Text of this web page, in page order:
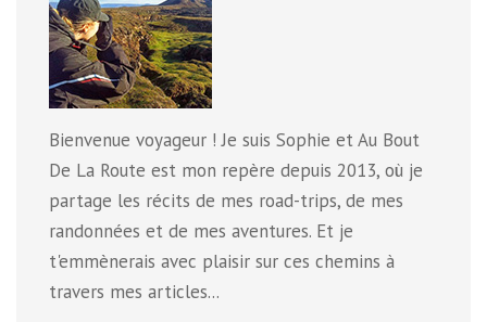
Bienvenue voyageur ! Je suis Sophie et Au Bout
De La Route est mon repère depuis 2013, où je
partage les récits de mes road-trips, de mes
randonnées et de mes aventures. Et je
t'emmènerais avec plaisir sur ces chemins à
travers mes articles...